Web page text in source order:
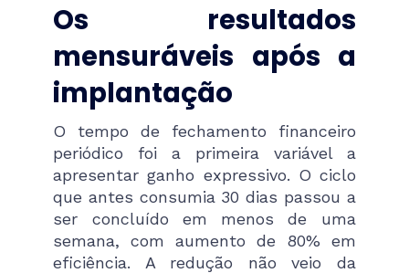
Os resultados
mensuráveis após a
implantação
O tempo de fechamento financeiro
periódico foi a primeira variável a
apresentar ganho expressivo. O ciclo
que antes consumia 30 dias passou a
ser concluído em menos de uma
semana, com aumento de 80% em
eficiência. A redução não veio da